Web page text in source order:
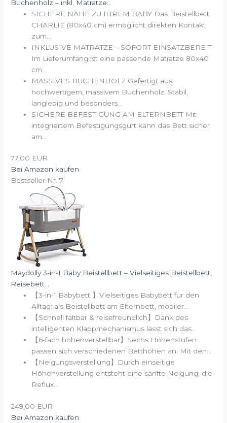
Buchenholz – inkl. Matratze...
SICHERE NÄHE ZU IHREM BABY Das Beistellbett
CHARLIE (80x40 cm) ermöglicht direkten Kontakt
zum...
INKLUSIVE MATRATZE – SOFORT EINSATZBEREIT
Im Lieferumfang ist eine passende Matratze 80x40
cm...
MASSIVES BUCHENHOLZ Gefertigt aus
hochwertigem, massivem Buchenholz. Stabil,
langlebig und besonders...
SICHERE BEFESTIGUNG AM ELTERNBETT Mit
integriertem Befestigungsgurt kann das Bett sicher
am...
77,00 EUR
Bei Amazon kaufen
Bestseller Nr. 7
Maydolly 3-in-1 Baby Beistellbett – Vielseitiges Beistellbett,
Reisebett...
【3-in-1 Babybett 】Vielseitiges Babybett für den
Alltag: als Beistellbett am Elternbett, mobiler...
【Schnell faltbar & reisefreundlich】Dank des
intelligenten Klappmechanismus lässt sich das...
【6-fach höhenverstellbar】Sechs Höhenstufen
passen sich verschiedenen Betthöhen an. Mit den...
【Neigungsverstellung】Durch einseitige
Höhenverstellung entsteht eine sanfte Neigung, die
Reflux...
249,00 EUR
Bei Amazon kaufen